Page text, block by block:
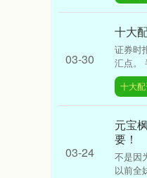
十大
证券时
汇点。
十大
03-30
元宝
要！
不是因
以前全
03-24